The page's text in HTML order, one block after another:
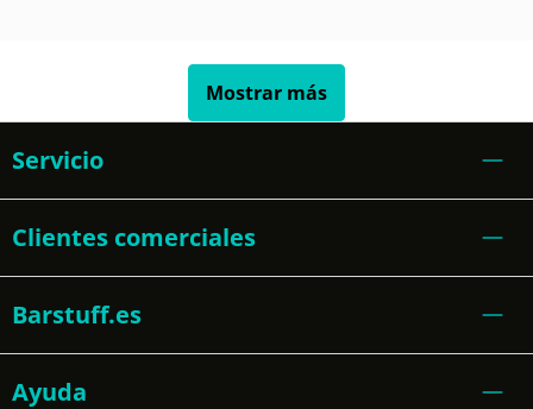
Mostrar más
Servicio
Clientes comerciales
Barstuff.es
Ayuda